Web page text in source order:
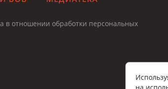
в отношении обработки персональных